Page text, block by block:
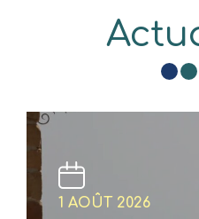
1 AOÛT 2026